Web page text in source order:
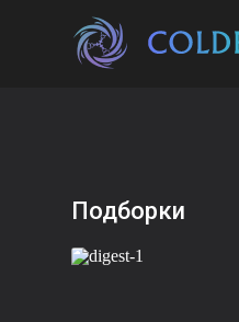
Подборки